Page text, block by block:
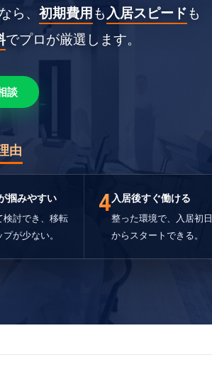
、 初期費用も入居スピードも
でプロが厳選します。
談
由
掴みやすい
検討でき、移転
が少ない。
4入居後すぐ働ける
整った環境で、入居初日
からスタートできる。